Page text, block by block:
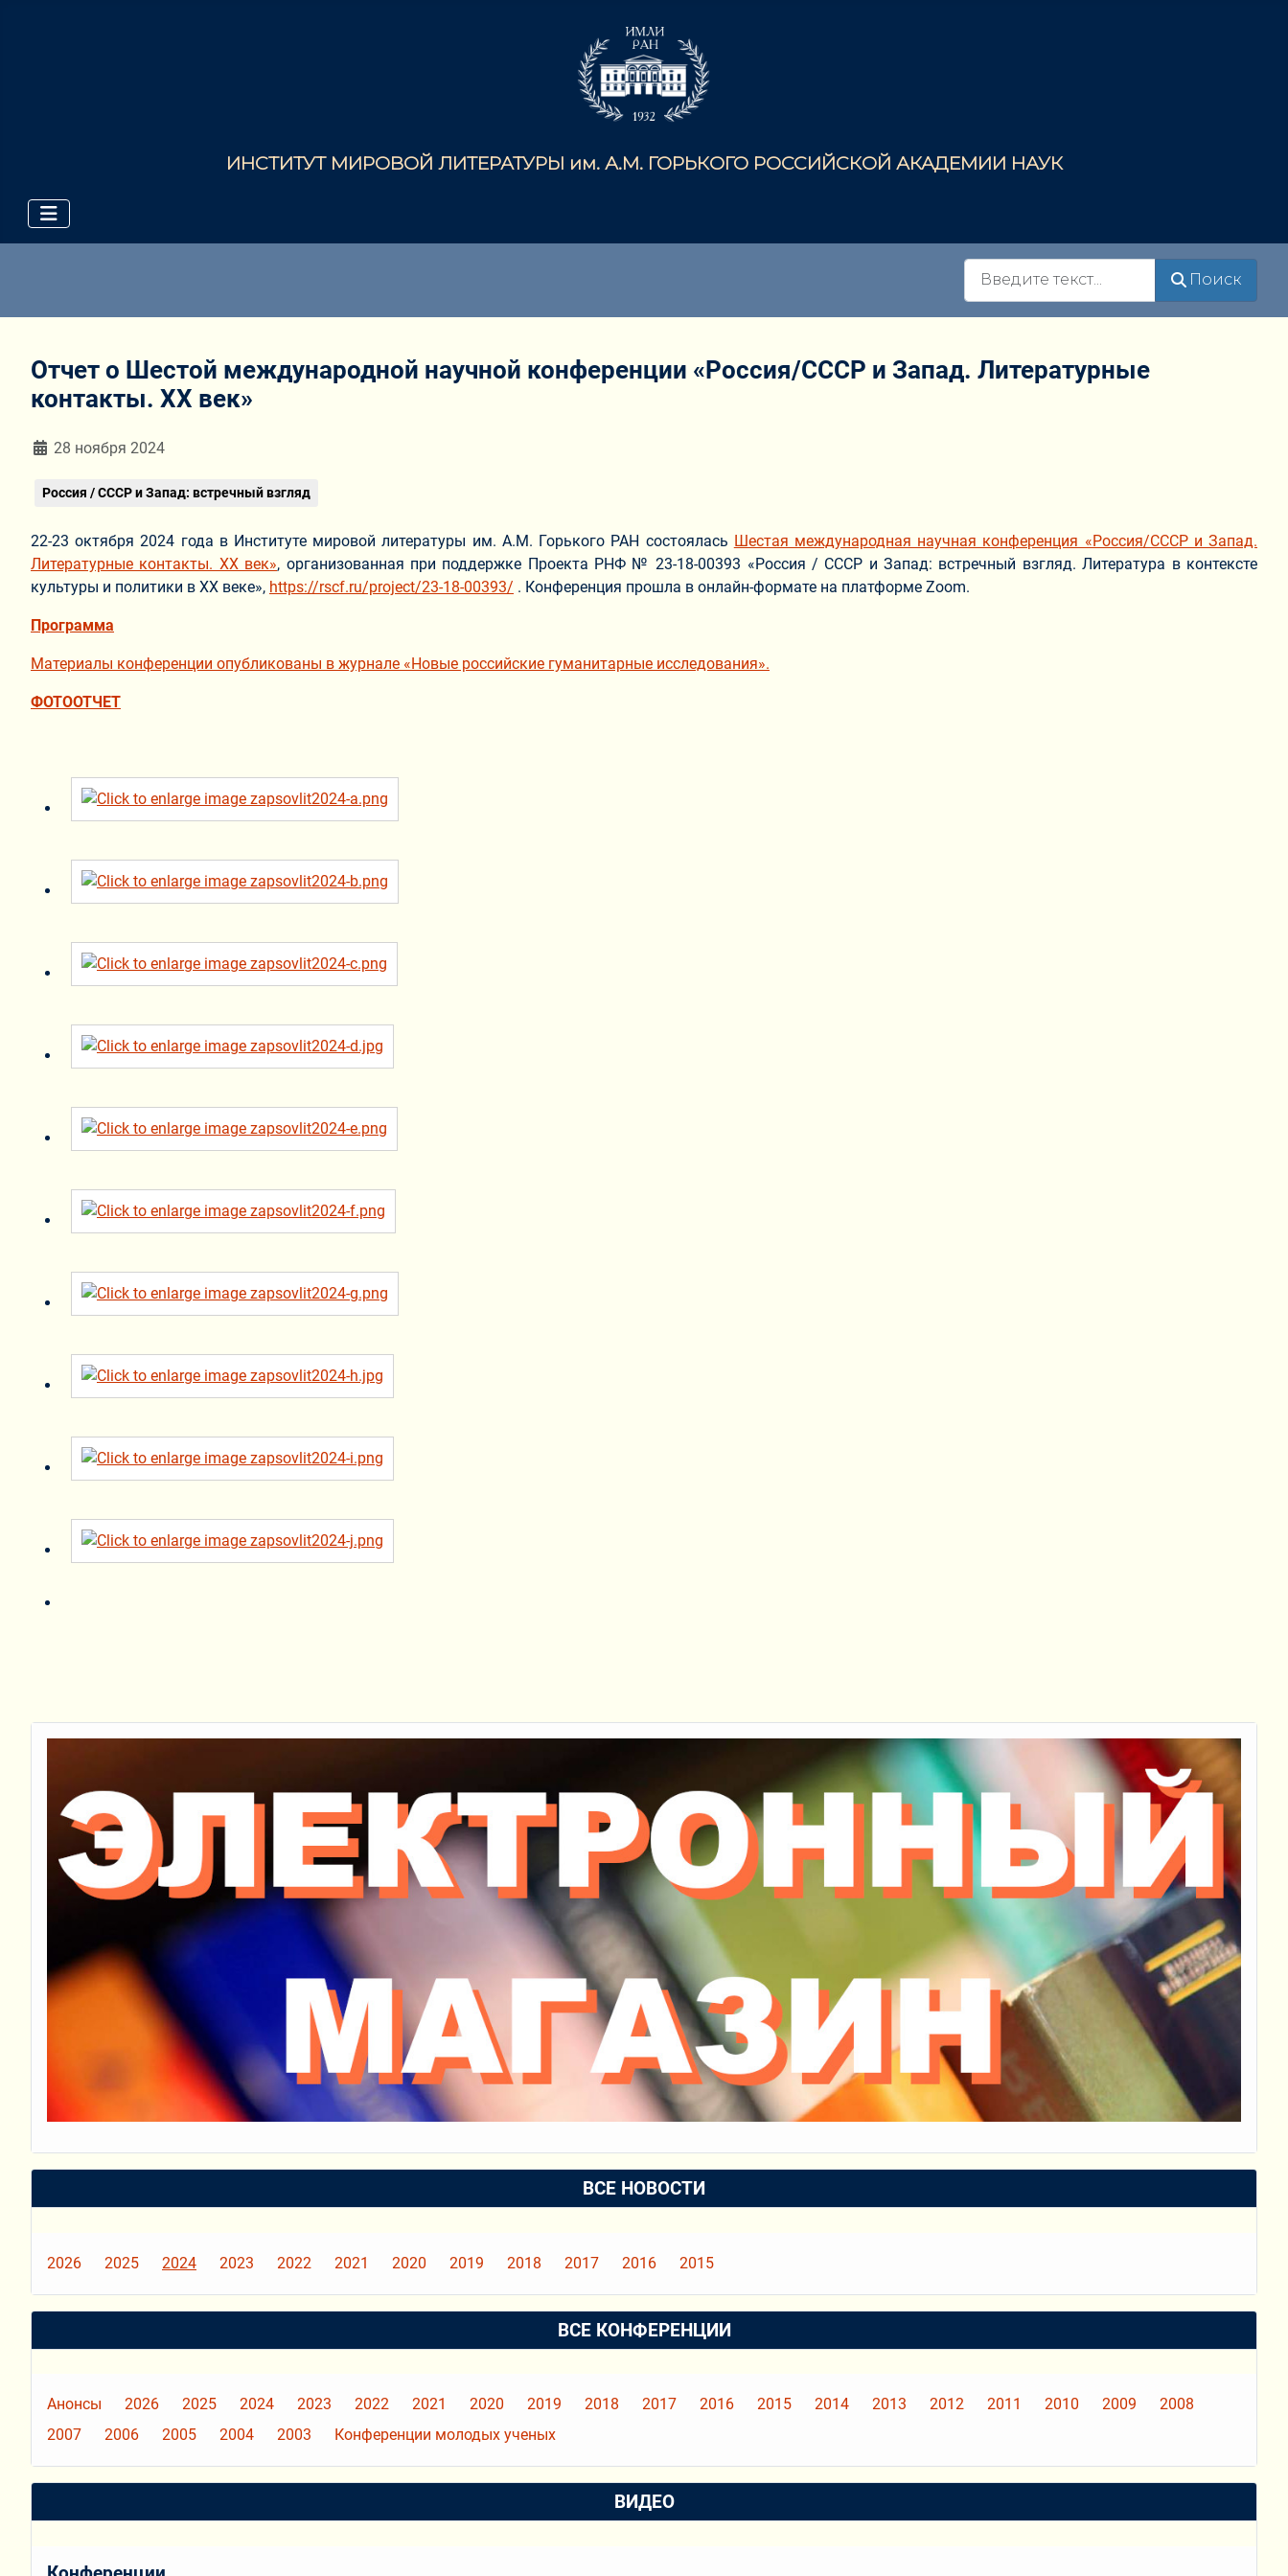
ИНСТИТУТ МИРОВОЙ ЛИТЕРАТУРЫ им. А.М. ГОРЬКОГО РОССИЙСКОЙ АКАДЕМИИ НАУК
Поиск
Отчет о Шестой международной научной конференции «Россия/СССР и Запад. Литературные
контакты. XX век»
Информация о материале
28 ноября 2024
Россия / СССР и Запад: встречный взгляд
22-23 октября 2024 года в Институте мировой литературы им. А.М. Горького РАН состоялась Шестая международная научная конференция «Россия/СССР и Запад.
Литературные контакты. XX век», организованная при поддержке Проекта РНФ № 23-18-00393 «Россия / СССР и Запад: встречный взгляд. Литература в контексте
культуры и политики в ХХ веке», https://rscf.ru/project/23-18-00393/ . Конференция прошла в онлайн-формате на платформе Zoom.
Программа
Материалы конференции опубликованы в журнале «Новые российские гуманитарные исследования».
ФОТООТЧЕТ
ВСЕ НОВОСТИ
2026 2025 2024 2023 2022 2021 2020 2019 2018 2017 2016 2015
ВСЕ КОНФЕРЕНЦИИ
Анонсы 2026 2025 2024 2023 2022 2021 2020 2019 2018 2017 2016 2015 2014 2013 2012 2011 2010 2009
2008
2007
2006 2005 2004 2003 Конференции молодых ученых
ВИДЕО